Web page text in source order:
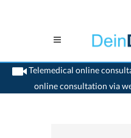
Telemedical online
online consultation via
>Home>medikamente-online>